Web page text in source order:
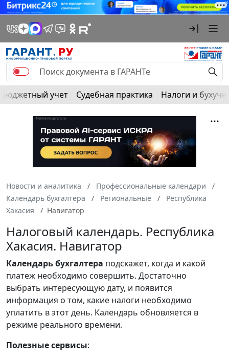
Бюджетный учет Судебная практика Налоги и
Новости и аналитика
Профессиональные календари
Календарь бухгалтера
Региональные
Республика
Хакасия
Навигатор
Налоговый календарь. Республика
Хакасия. Навигатор
Календарьбухгалтера подскажет, когда и какой
платеж необходимо совершить. Достаточно
выбрать интересующую дату, и появится
информация о том, какие налоги необходимо
уплатить в этот день. Календарь обновляется в
режиме реального времени.
Полезные сервисы: